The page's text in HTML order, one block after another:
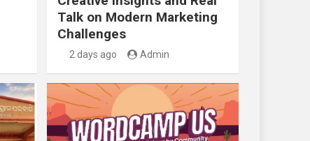
Talk on Modern Marketing
Challenges
2 days ago Admin